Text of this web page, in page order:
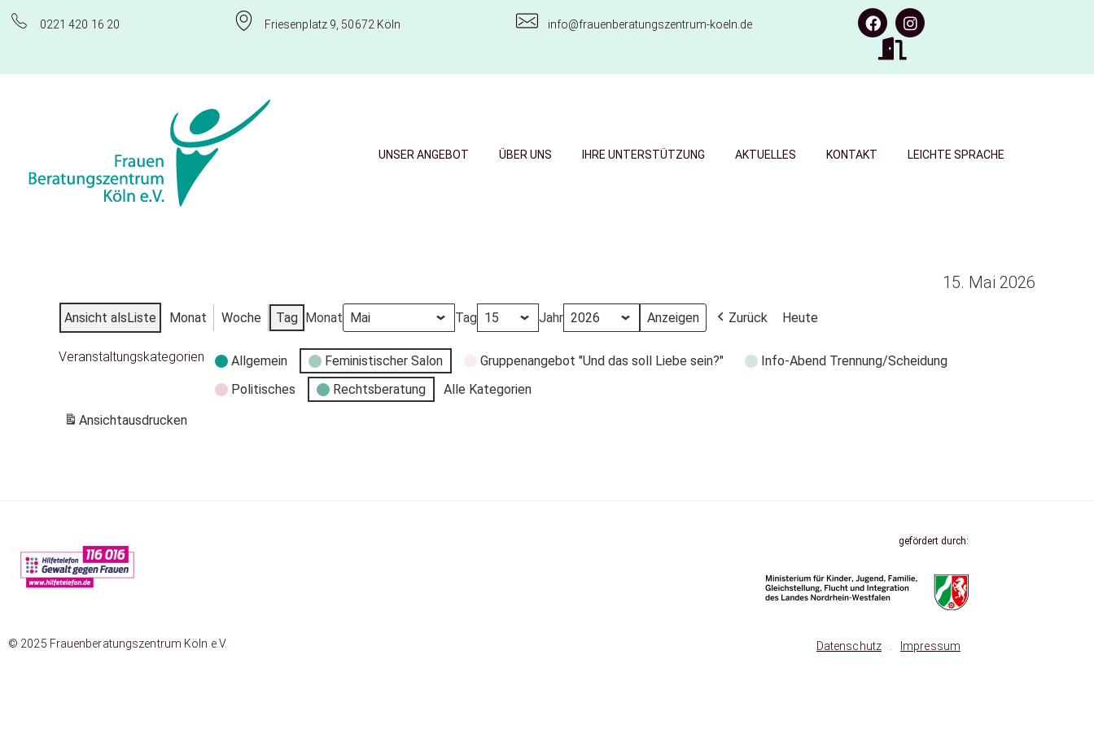
0221 420 16 20 Friesenplatz 9, 50672 Köln info@frauenberatungszentrum-koeln.de
UNSER ANGEBOT ÜBER UNS IHRE UNTERSTÜTZUNG AKTUELLES KONTAKT LEICHTE SPRACHE
15. Mai 2026
Ansicht alsListe Monat Woche Tag Monat Tag Jahr Zurück Heute
Veranstaltungskategorien Allgemein Feministischer Salon Gruppenangebot "Und das soll Liebe sein?"
Info-Abend Trennung/Scheidung
Politisches
Rechtsberatung
Alle Kategorien
Ansichtausdrucken
gefördert durch:
© 2025 Frauenberatungszentrum Köln e.V. Datenschutz Impressum